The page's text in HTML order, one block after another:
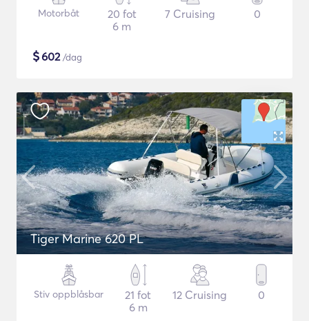
Motorbåt
20 fot
6 m
7 Cruising 0
$602/dag
Tiger Marine 620 PL
Stiv oppblåsbar
21 fot
6 m
12 Cruising 0